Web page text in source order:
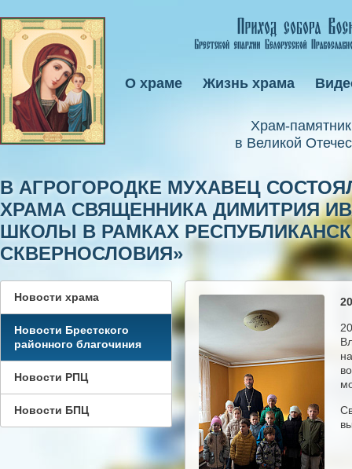
Xрам-
в Великой
О храме Жизнь храма
В АГРОГОРОДКЕ МУХАВЕЦ
ХРАМА СВЯЩЕННИКА ДИМИТРИЯ
ШКОЛЫ В РАМКАХ
СКВЕРНОСЛОВИЯ»
Новости храма
Новости Брестского
районного благочиния
Новости РПЦ
Новости БПЦ